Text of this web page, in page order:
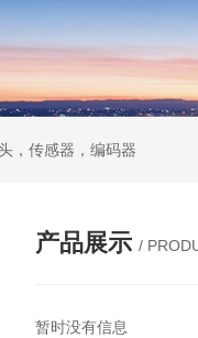
，传感器，编码器
产品展示 /
暂时没有信息